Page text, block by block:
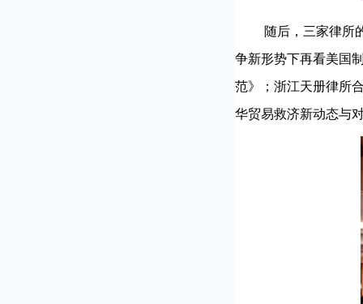
随后，三家律所的3
争新形势下再看美国
范》；浙江天册律所
华贸易救济新动态与